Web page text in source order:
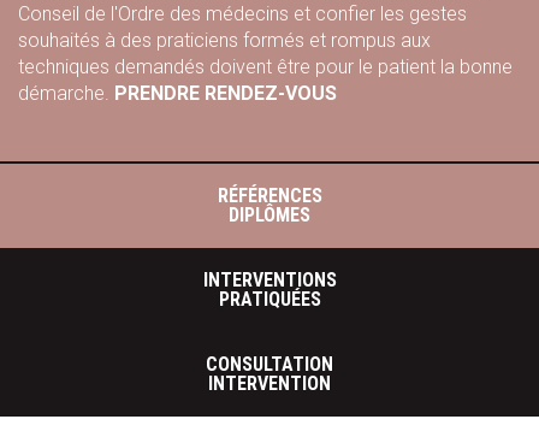
Conseil de l'Ordre des médecins et confier les gestes
souhaités à des praticiens formés et rompus aux
techniques demandés doivent être pour le patient la bonne
démarche. PRENDRE RENDEZ-VOUS
RÉFÉRENCES
DIPLÔMES
INTERVENTIONS
PRATIQUÉES
CONSULTATION
INTERVENTION